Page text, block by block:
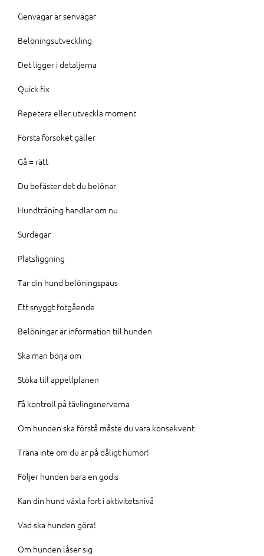
Genvägar är senvägar
Belöningsutveckling
Det ligger i detaljerna
Quick fix
Repetera eller utveckla moment
Första försöket gäller
Gå = rätt
Du befäster det du belönar
Hundträning handlar om nu
Surdegar
Platsliggning
Tar din hund belöningspaus
Ett snyggt fotgående
Belöningar är information till hunden
Ska man börja om
Stöka till appellplanen
Få kontroll på tävlingsnerverna
Om hunden ska förstå måste du vara konsekvent
Träna inte om du är på dåligt humör!
Följer hunden bara en godis
Kan din hund växla fort i aktivitetsnivå
Vad ska hunden göra!
Om hunden låser sig